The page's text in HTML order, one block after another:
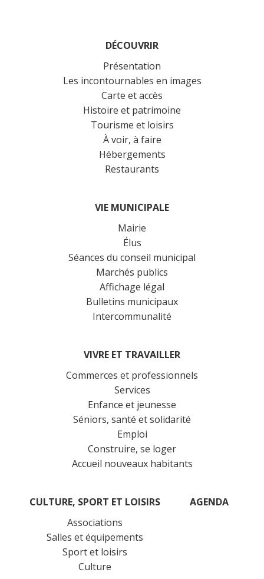
DÉCOUVRIR
Présentation
Les incontournables en images
Carte et accès
Histoire et patrimoine
Tourisme et loisirs
À voir, à faire
Hébergements
Restaurants
VIE MUNICIPALE
Mairie
Élus
Séances du conseil municipal
Marchés publics
Affichage légal
Bulletins municipaux
Intercommunalité
VIVRE ET TRAVAILLER
Commerces et professionnels
Services
Enfance et jeunesse
Séniors, santé et solidarité
Emploi
Construire, se loger
Accueil nouveaux habitants
CULTURE, SPORT ET LOISIRS
Associations
Salles et équipements
Sport et loisirs
Culture
AGENDA